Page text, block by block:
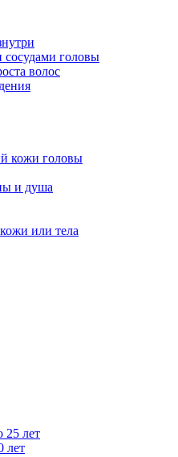
сосудами головы
волос
кожи головы
и душа
или тела
25 лет
лет